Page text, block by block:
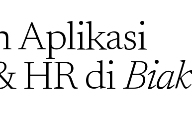
Aplikasi
HR diBiak